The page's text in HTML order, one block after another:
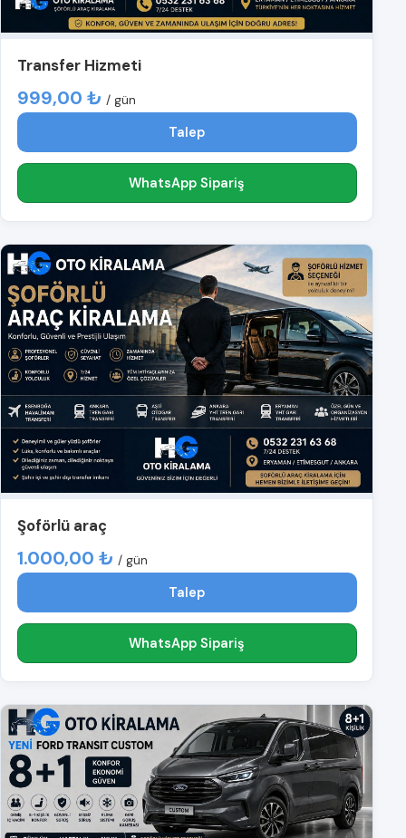
Transfer Hizmeti
999,00 ₺ / gün
Talep
WhatsApp Sipariş
Şoförlü araç
1.000,00 ₺ / gün
Talep
WhatsApp Sipariş